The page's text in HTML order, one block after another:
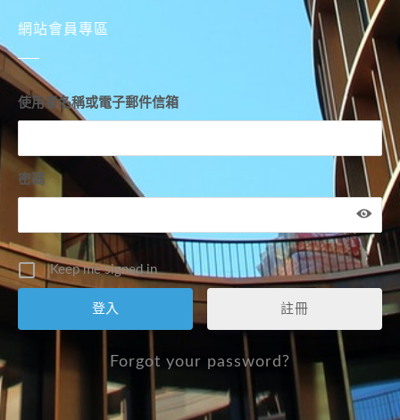
網站會員專區
使用者名稱或電子郵件信箱
密碼
Keep me signed in
註冊
Forgot your password?